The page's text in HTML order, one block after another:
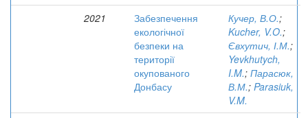
2021
Забезпечення
екологічної
безпеки на
території
окупованого
Донбасу
Кучер, В.О.;
Kucher, V.O.;
Євхутич, І.М.;
Yevkhutych,
I.M.; Парасюк,
В.М.; Parasiuk,
V.M.